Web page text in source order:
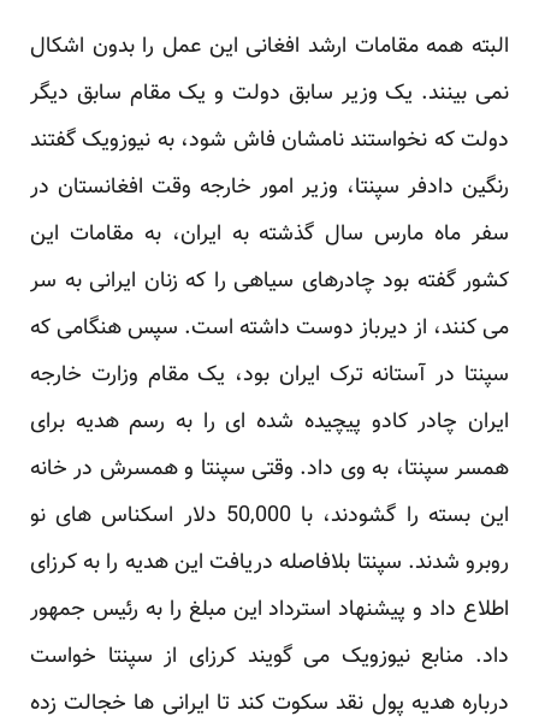
البته همه مقامات ارشد افغانی این عمل را بدون اشکال
نمی بینند. یک وزیر سابق دولت و یک مقام سابق دیگر
دولت که نخواستند نامشان فاش شود، به نیوزویک گفتند
رنگین دادفر سپنتا، وزیر امور خارجه وقت افغانستان در
سفر ماه مارس سال گذشته به ایران، به مقامات این
کشور گفته بود چادرهای سیاهی را که زنان ایرانی به سر
می کنند، از دیرباز دوست داشته است. سپس هنگامی که
سپنتا در آستانه ترک ایران بود، یک مقام وزارت خارجه
ایران چادر کادو پیچیده شده ای را به رسم هدیه برای
همسر سپنتا، به وی داد. وقتی سپنتا و همسرش در خانه
این بسته را گشودند، با 50,000 دلار اسکناس های نو
روبرو شدند. سپنتا بلافاصله دریافت این هدیه را به کرزای
اطلاع داد و پیشنهاد استرداد این مبلغ را به رئیس جمهور
داد. منابع نیوزویک می گویند کرزای از سپنتا خواست
درباره هدیه پول نقد سکوت کند تا ایرانی ها خجالت زده